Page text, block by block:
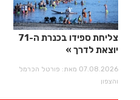
צליחת ספידו בכנרת ה-71
יוצאת לדרך
07.08.2026 מאת: פורטל הכרמל
והצפון